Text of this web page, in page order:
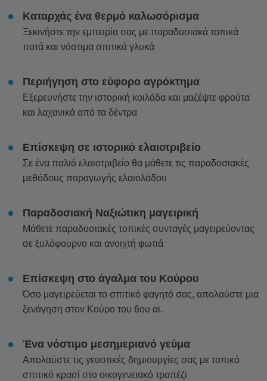
Καταρχάς ένα θερμό καλωσόρισμα
Ξεκινήστε την εμπειρία σας με παραδοσιακά τοπικά
ποτά και νόστιμα σπιτικά γλυκά
Περιήγηση στο εύφορο αγρόκτημα
Εξερευνήστε την ιστορική κοιλάδα και μαζέψτε φρούτα
και λαχανικά από τα δέντρα
Επίσκεψη σε ιστορικό ελαιοτριβείο
Σε ένα παλιό ελαιοτριβείο θα μάθετε τις παραδοσιακές
μεθόδους παραγωγής ελαιολάδου
Παραδοσιακή Ναξιώτικη μαγειρική
Μάθετε παραδοσιακές τοπικές συνταγές μαγειρεύοντας
σε ξυλόφουρνο και ανοιχτή φωτιά
Επίσκεψη στο άγαλμα του Κούρου
Όσο μαγειρεύεται το σπιτικό φαγητό σας, απολαύστε μια
ξενάγηση στον Κούρο του 6ου αι.
Ένα νόστιμο μεσημεριανό γεύμα
Απολαύστε τις γευστικές δημιουργίες σας με τοπικό
σπιτικό κρασί στο οικογενειακό τραπέζι